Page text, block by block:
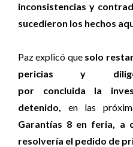
inconsistencias y
sucedieron los hechos
Paz explicó que solo
pericias y
por concluida la
detenido, en las
Garantías 8 en feria, a
resolvería el pedido de